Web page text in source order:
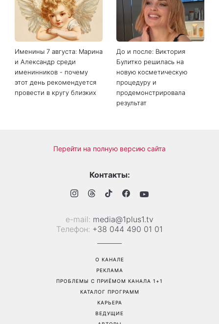
Именины 7 августа: Марина
и Александр среди
именинников - почему
этот день рекомендуется
провести в кругу близких
До и после: Виктория
Булитко решилась на
новую косметическую
процедуру и
продемонстрировала
результат
Перейти на полную версию сайта
Контакты:
е-mail: media@1plus1.tv
Телефон: +38 044 490 01 01
О КАНАЛЕ
РЕКЛАМА
ПРОБЛЕМЫ С ПРИЁМОМ КАНАЛА 1+1
КАТАЛОГ ПРОГРАММ
КАРЬЕРА
ВЕДУЩИЕ